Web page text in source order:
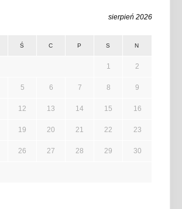
sierpień 2026
Ś C P S N
1 2
5 6 7 8 9
12 13 14 15 16
19 20 21 22 23
26 27 28 29 30